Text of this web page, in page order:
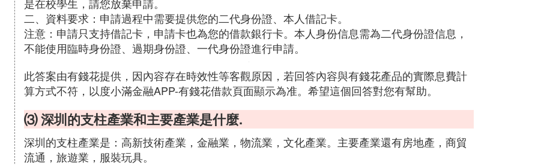
二、資料要求：申請過程中需要提供您的二代身份證、本人借記卡。
注意：申請只支持借記卡，申請卡也為您的借款銀行卡。本人身份信息需為二代身份證信息，
不能使用臨時身份證、過期身份證、一代身份證進行申請。
此答案由有錢花提供，因內容存在時效性等客觀原因，若回答內容與有錢花產品的實際息費計
算方式不符，以度小滿金融APP-有錢花借款頁面顯示為准。希望這個回答對您有幫助。
⑶ 深圳的支柱產業和主要產業是什麼.
深圳的支柱產業是：高新技術產業，金融業，物流業，文化產業。主要產業還有房地產，商貿
流通，旅遊業，服裝玩具。